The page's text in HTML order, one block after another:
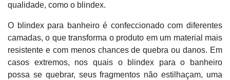
qualidade, como o blindex.
O blindex para banheiro é confeccionado com diferentes
camadas, o que transforma o produto em um material mais
resistente e com menos chances de quebra ou danos. Em
casos extremos, nos quais o blindex para o banheiro
possa se quebrar, seus fragmentos não estilhaçam, uma